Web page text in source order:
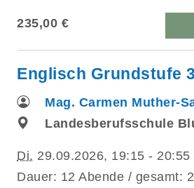
235,00 €
Englisch Grundstufe
Mag. Carmen Muther-
Landesberufsschule
Di. 29.09.2026, 19:15 - 20:55
Dauer: 12 Abende / gesamt: